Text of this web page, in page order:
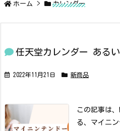
ホーム > カレンダー
任天堂カレンダー ある
2022年11月21日 新商品
この記事は
る、マイニ